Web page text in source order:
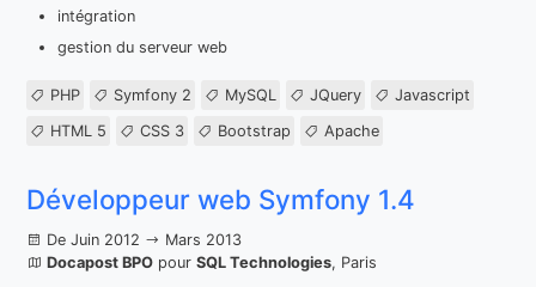
intégration
gestion du serveur web
PHP Symfony 2 MySQL JQuery
Javascript
HTML 5
CSS 3 Bootstrap Apache
Développeur web Symfony 1.4
De Juin 2012
Mars 2013
Docapost BPO pourSQL Technologies, Paris